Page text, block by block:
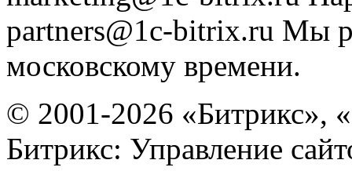
partners@1c-bitrix.ru Мы
московскому времени.
© 2001-2026 «Битрикс»,
Битрикс: Управление